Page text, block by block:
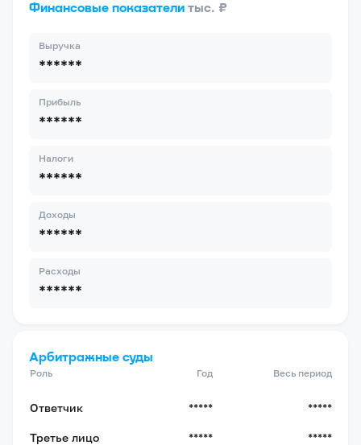
Финансовые показатели тыс. ₽
Выручка
******
Прибыль
******
Налоги
******
Доходы
******
Расходы
******
Арбитражные суды
Роль Год Весь период
Ответчик ***** *****
Третье лицо ***** *****